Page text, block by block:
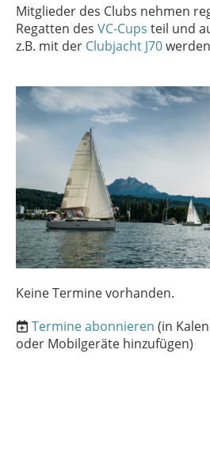
Mitglieder des Clubs nehmen
Regatten des VC-Cups teil und
z.B. mit der Clubjacht J70
Keine Termine vorhanden.
Termine abonnieren (in
oder Mobilgeräte hinzufügen)